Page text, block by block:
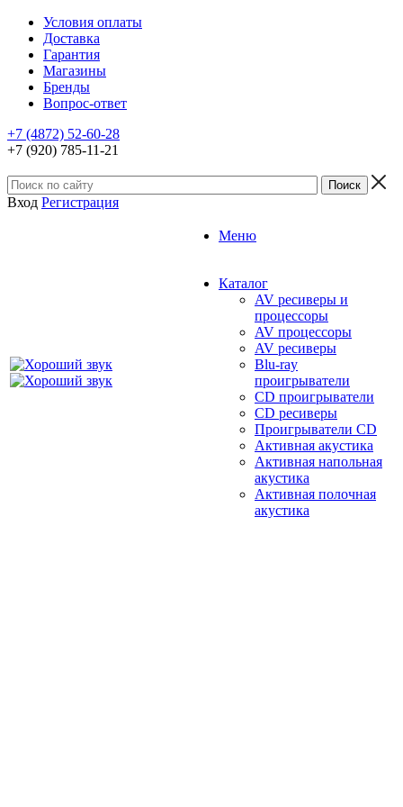
Условия оплаты
Доставка
Гарантия
Магазины
Бренды
Вопрос-ответ
+7 (4872) 52-60-28
+7 (920) 785-11-21
Вход Регистрация
Меню
Каталог
AV ресиверы и
процессоры
AV процессоры
AV ресиверы
Blu-ray
проигрыватели
CD проигрыватели
CD ресиверы
Проигрыватели CD
Активная акустика
Активная напольная
акустика
Активная полочная
акустика